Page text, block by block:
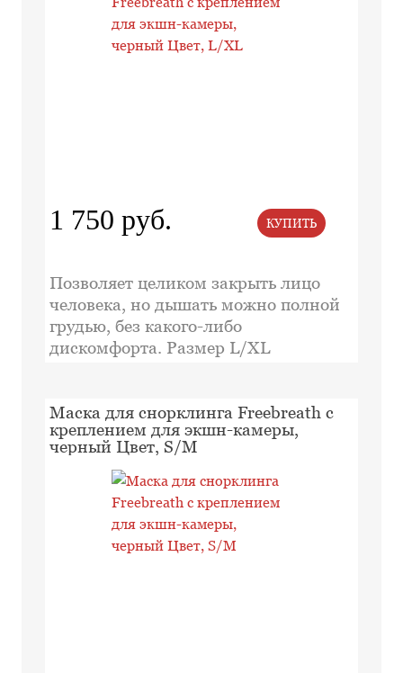
1 750 руб. КУПИТЬ
Позволяет целиком закрыть лицо
человека, но дышать можно полной
грудью, без какого-либо
дискомфорта. Размер L/XL
Маска для снорклинга Freebreath с
креплением для экшн-камеры,
черный Цвет, S/M